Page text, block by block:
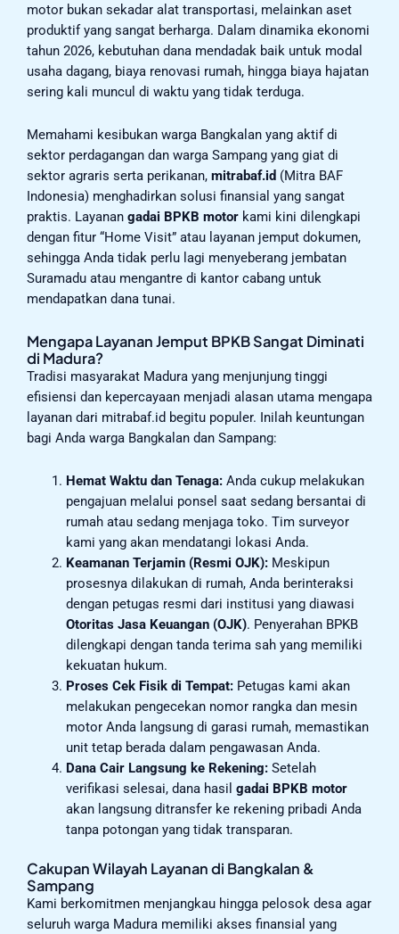
motor bukan sekadar alat transportasi, melainkan aset
produktif yang sangat berharga. Dalam dinamika ekonomi
tahun 2026, kebutuhan dana mendadak baik untuk modal
usaha dagang, biaya renovasi rumah, hingga biaya hajatan
sering kali muncul di waktu yang tidak terduga.
Memahami kesibukan warga Bangkalan yang aktif di
sektor perdagangan dan warga Sampang yang giat di
sektor agraris serta perikanan, mitrabaf.id (Mitra BAF
Indonesia) menghadirkan solusi finansial yang sangat
praktis. Layanan gadai BPKB motor kami kini dilengkapi
dengan fitur “Home Visit” atau layanan jemput dokumen,
sehingga Anda tidak perlu lagi menyeberang jembatan
Suramadu atau mengantre di kantor cabang untuk
mendapatkan dana tunai.
Mengapa Layanan Jemput BPKB Sangat Diminati
di Madura?
Tradisi masyarakat Madura yang menjunjung tinggi
efisiensi dan kepercayaan menjadi alasan utama mengapa
layanan dari mitrabaf.id begitu populer. Inilah keuntungan
bagi Anda warga Bangkalan dan Sampang:
Hemat Waktu dan Tenaga:Anda cukup melakukan
pengajuan melalui ponsel saat sedang bersantai di
rumah atau sedang menjaga toko. Tim surveyor
kami yang akan mendatangi lokasi Anda.
Keamanan Terjamin (Resmi OJK):Meskipun
prosesnya dilakukan di rumah, Anda berinteraksi
dengan petugas resmi dari institusi yang diawasi
Otoritas Jasa Keuangan (OJK). Penyerahan BPKB
dilengkapi dengan tanda terima sah yang memiliki
kekuatan hukum.
Proses Cek Fisik di Tempat:Petugas kami akan
melakukan pengecekan nomor rangka dan mesin
motor Anda langsung di garasi rumah, memastikan
unit tetap berada dalam pengawasan Anda.
Dana Cair Langsung ke Rekening:Setelah
verifikasi selesai, dana hasil gadai BPKB motor
akan langsung ditransfer ke rekening pribadi Anda
tanpa potongan yang tidak transparan.
Cakupan Wilayah Layanan di Bangkalan &
Sampang
Kami berkomitmen menjangkau hingga pelosok desa agar
seluruh warga Madura memiliki akses finansial yang